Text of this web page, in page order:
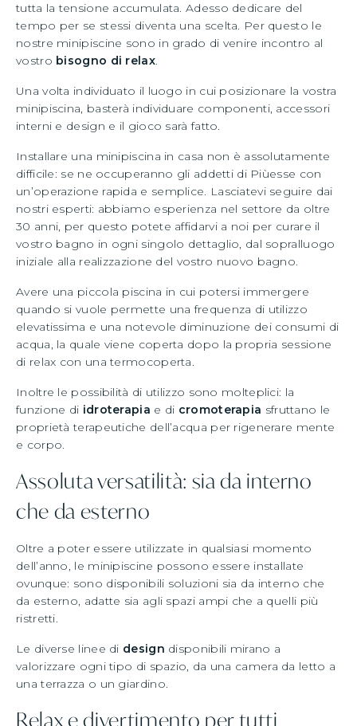
tutta la tensione accumulata. Adesso dedicare del
tempo per se stessi diventa una scelta. Per questo le
nostre minipiscine sono in grado di venire incontro al
vostro bisogno di relax.
Una volta individuato il luogo in cui posizionare la vostra
minipiscina, basterà individuare componenti, accessori
interni e design e il gioco sarà fatto.
Installare una minipiscina in casa non è assolutamente
difficile: se ne occuperanno gli addetti di Piùesse con
un’operazione rapida e semplice. Lasciatevi seguire dai
nostri esperti: abbiamo esperienza nel settore da oltre
30 anni, per questo potete affidarvi a noi per curare il
vostro bagno in ogni singolo dettaglio, dal sopralluogo
iniziale alla realizzazione del vostro nuovo bagno.
Avere una piccola piscina in cui potersi immergere
quando si vuole permette una frequenza di utilizzo
elevatissima e una notevole diminuzione dei consumi di
acqua, la quale viene coperta dopo la propria sessione
di relax con una termocoperta.
Inoltre le possibilità di utilizzo sono molteplici: la
funzione di idroterapia e di cromoterapia sfruttano le
proprietà terapeutiche dell’acqua per rigenerare mente
e corpo.
Assoluta versatilità: sia da interno
che da esterno
Oltre a poter essere utilizzate in qualsiasi momento
dell’anno, le minipiscine possono essere installate
ovunque: sono disponibili soluzioni sia da interno che
da esterno, adatte sia agli spazi ampi che a quelli più
ristretti.
Le diverse linee di design disponibili mirano a
valorizzare ogni tipo di spazio, da una camera da letto a
una terrazza o un giardino.
Relax e divertimento per tutti